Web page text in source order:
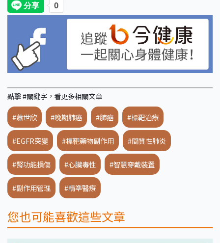
點擊 #關鍵字，看更多相關文章
#蕭世欣 #晚期肺癌 #肺癌 #標靶治療
#EGFR突變 #標靶藥物副作用 #間質性肺炎
#腎功能損傷 #心臟毒性 #智慧穿戴裝置
#副作用管理 #精準醫療
您也可能喜歡這些文章